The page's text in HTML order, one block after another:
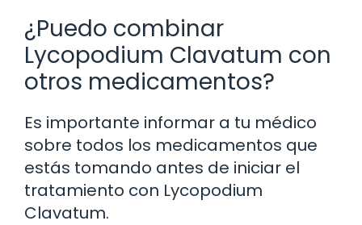
¿Puedo combinar
Lycopodium Clavatum con
otros medicamentos?
Es importante informar a tu médico
sobre todos los medicamentos que
estás tomando antes de iniciar el
tratamiento con Lycopodium
Clavatum.